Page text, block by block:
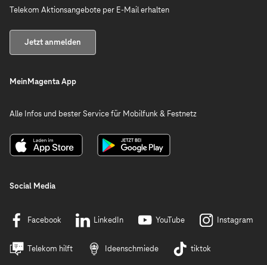
Telekom Aktionsangebote per E-Mail erhalten
Jetzt anmelden
MeinMagenta App
Alle Infos und bester Service für Mobilfunk & Festnetz
Social Media
Facebook LinkedIn YouTube Instagram
Telekom hilft Ideenschmiede tiktok